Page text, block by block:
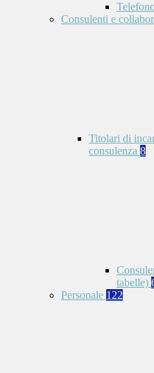
Consulenti e
Titolari di
consulenza 8
tabelle)
Personale 122